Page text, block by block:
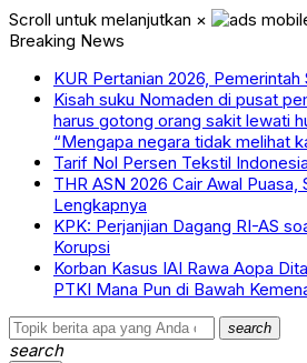
Scroll untuk melanjutkan ×
Breaking News
KUR Pertanian 2026, Pemerintah
Kisah suku Nomaden di pusat
harus gotong orang sakit lewati
“Mengapa negara tidak melihat
Tarif Nol Persen Tekstil
THR ASN 2026 Cair Awal Puasa,
Lengkapnya
KPK: Perjanjian Dagang RI-AS
Korupsi
Korban Kasus IAI Rawa Aopa
PTKI Mana Pun di Bawah
search
search